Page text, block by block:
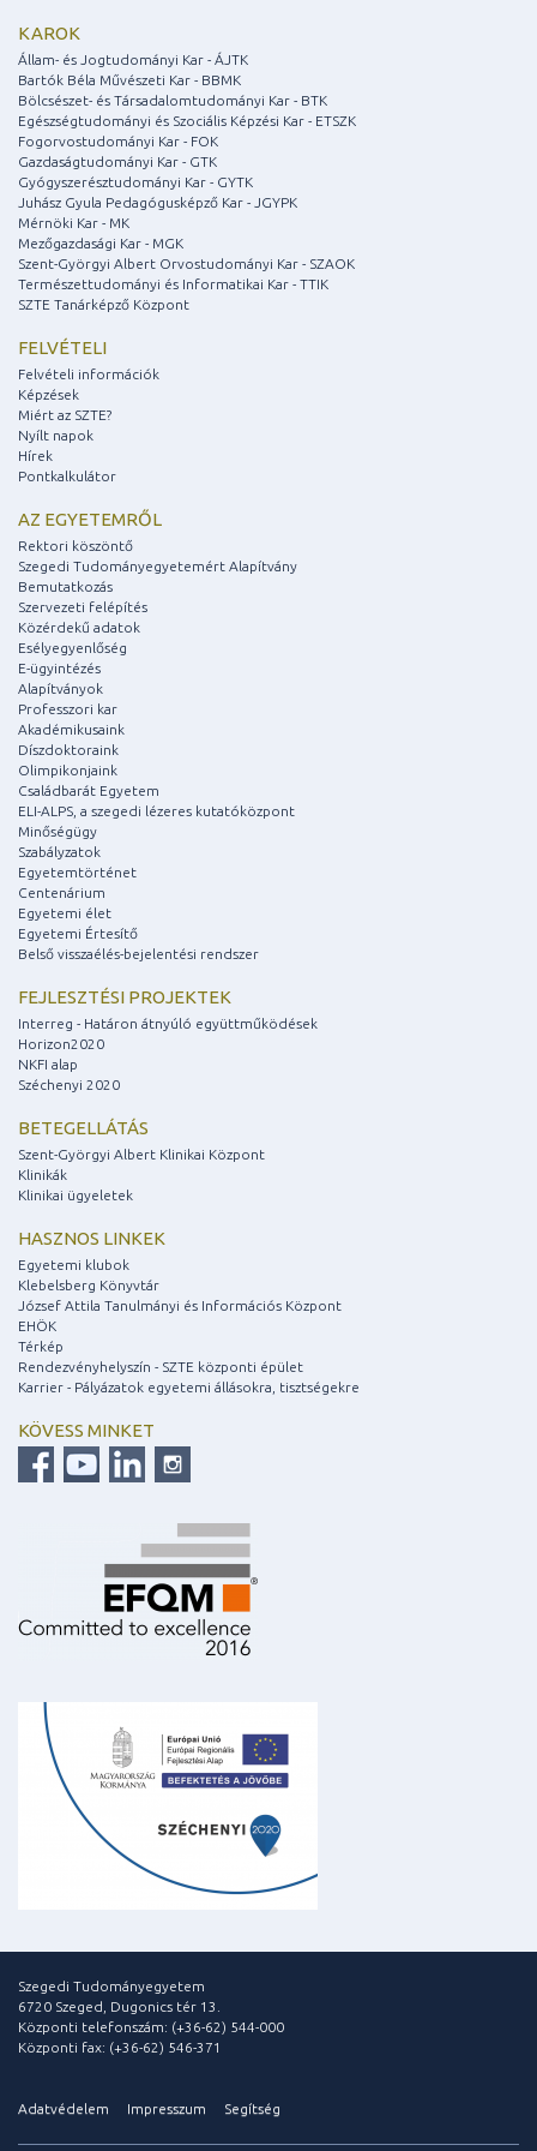
KAROK
Állam- és Jogtudományi Kar - ÁJTK
Bartók Béla Művészeti Kar - BBMK
Bölcsészet- és Társadalomtudományi Kar - BTK
Egészségtudományi és Szociális Képzési Kar - ETSZK
Fogorvostudományi Kar - FOK
Gazdaságtudományi Kar - GTK
Gyógyszerésztudományi Kar - GYTK
Juhász Gyula Pedagógusképző Kar - JGYPK
Mérnöki Kar - MK
Mezőgazdasági Kar - MGK
Szent-Györgyi Albert Orvostudományi Kar - SZAOK
Természettudományi és Informatikai Kar - TTIK
SZTE Tanárképző Központ
FELVÉTELI
Felvételi információk
Képzések
Miért az SZTE?
Nyílt napok
Hírek
Pontkalkulátor
AZ EGYETEMRŐL
Rektori köszöntő
Szegedi Tudományegyetemért Alapítvány
Bemutatkozás
Szervezeti felépítés
Közérdekű adatok
Esélyegyenlőség
E-ügyintézés
Alapítványok
Professzori kar
Akadémikusaink
Díszdoktoraink
Olimpikonjaink
Családbarát Egyetem
ELI-ALPS, a szegedi lézeres kutatóközpont
Minőségügy
Szabályzatok
Egyetemtörténet
Centenárium
Egyetemi élet
Egyetemi Értesítő
Belső visszaélés-bejelentési rendszer
FEJLESZTÉSI PROJEKTEK
Interreg - Határon átnyúló együttműködések
Horizon2020
NKFI alap
Széchenyi 2020
BETEGELLÁTÁS
Szent-Györgyi Albert Klinikai Központ
Klinikák
Klinikai ügyeletek
HASZNOS LINKEK
Egyetemi klubok
Klebelsberg Könyvtár
József Attila Tanulmányi és Információs Központ
EHÖK
Térkép
Rendezvényhelyszín - SZTE központi épület
Karrier - Pályázatok egyetemi állásokra, tisztségekre
KÖVESS MINKET
Szegedi Tudományegyetem
6720 Szeged, Dugonics tér 13.
Központi telefonszám: (+36-62) 544-000
Központi fax: (+36-62) 546-371
Adatvédelem Impresszum Segítség